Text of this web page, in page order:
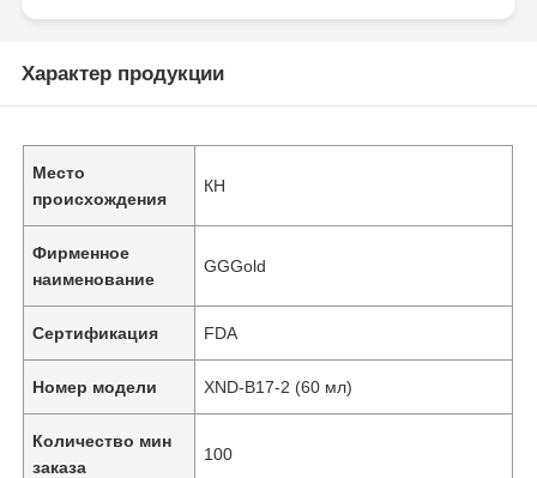
Характер продукции
Место
происхождения
КН
Фирменное
наименование
GGGold
Сертификация FDA
Номер модели XND-B17-2 (60 мл)
Количество мин
заказа
100